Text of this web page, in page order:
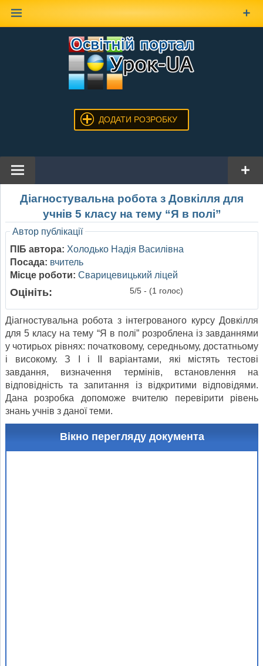
ДОДАТИ РОЗРОБКУ
Діагностувальна робота з Довкілля для
учнів 5 класу на тему “Я в полі”
Автор публікації
ПІБ автора: Холодько Надія Василівна
Посада: вчитель
Місце роботи: Сварицевицький ліцей
Оцініть: 5/5 - (1 голос)
Діагностувальна робота з інтегрованого курсу Довкілля
для 5 класу на тему “Я в полі” розроблена із завданнями
у чотирьох рівнях: початковому, середньому, достатньому
і високому. З І і ІІ варіантами, які містять тестові
завдання, визначення термінів, встановлення на
відповідність та запитання із відкритими відповідями.
Дана розробка допоможе вчителю перевірити рівень
знань учнів з даної теми.
Вікно перегляду документа